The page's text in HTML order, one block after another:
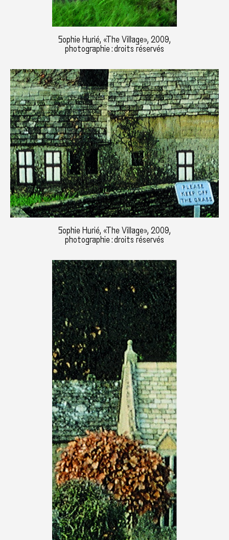
Sophie Hurié, «The Village», 2009,
photographie : droits réservés
Sophie Hurié, «The Village», 2009,
photographie : droits réservés